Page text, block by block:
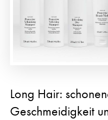
Long Hair:
Geschmeidigkeit